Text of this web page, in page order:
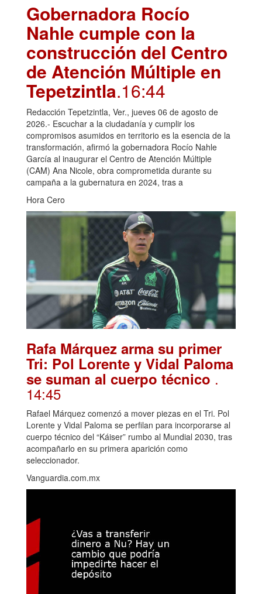
Gobernadora Rocío
Nahle cumple con la
construcción del Centro
de Atención Múltiple en
Tepetzintla.16:44
Redacción Tepetzintla, Ver., jueves 06 de agosto de
2026.- Escuchar a la ciudadanía y cumplir los
compromisos asumidos en territorio es la esencia de la
transformación, afirmó la gobernadora Rocío Nahle
García al inaugurar el Centro de Atención Múltiple
(CAM) Ana Nicole, obra comprometida durante su
campaña a la gubernatura en 2024, tras a
Hora Cero
Rafa Márquez arma su primer
Tri: Pol Lorente y Vidal Paloma
se suman al cuerpo técnico .
14:45
Rafael Márquez comenzó a mover piezas en el Tri. Pol
Lorente y Vidal Paloma se perfilan para incorporarse al
cuerpo técnico del “Káiser” rumbo al Mundial 2030, tras
acompañarlo en su primera aparición como
seleccionador.
Vanguardia.com.mx